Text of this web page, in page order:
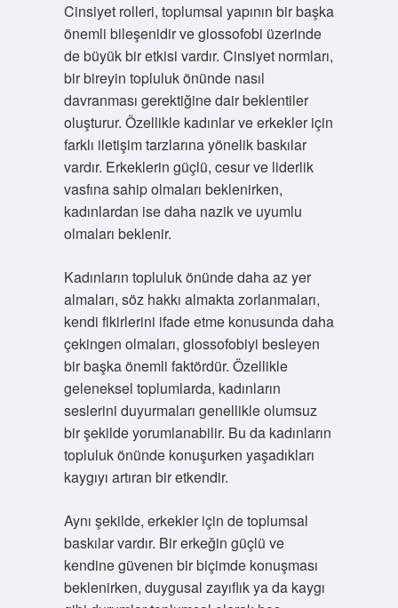
Cinsiyet rolleri, toplumsal yapının bir başka
önemli bileşenidir ve glossofobi üzerinde
de büyük bir etkisi vardır. Cinsiyet normları,
bir bireyin topluluk önünde nasıl
davranması gerektiğine dair beklentiler
oluşturur. Özellikle kadınlar ve erkekler için
farklı iletişim tarzlarına yönelik baskılar
vardır. Erkeklerin güçlü, cesur ve liderlik
vasfına sahip olmaları beklenirken,
kadınlardan ise daha nazik ve uyumlu
olmaları beklenir.
Kadınların topluluk önünde daha az yer
almaları, söz hakkı almakta zorlanmaları,
kendi fikirlerini ifade etme konusunda daha
çekingen olmaları, glossofobiyi besleyen
bir başka önemli faktördür. Özellikle
geleneksel toplumlarda, kadınların
seslerini duyurmaları genellikle olumsuz
bir şekilde yorumlanabilir. Bu da kadınların
topluluk önünde konuşurken yaşadıkları
kaygıyı artıran bir etkendir.
Aynı şekilde, erkekler için de toplumsal
baskılar vardır. Bir erkeğin güçlü ve
kendine güvenen bir biçimde konuşması
beklenirken, duygusal zayıflık ya da kaygı